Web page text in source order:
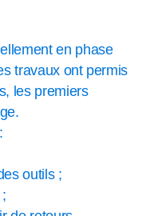
en phase
travaux ont permis
les premiers
outils ;